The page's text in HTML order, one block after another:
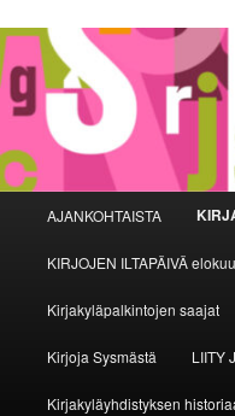
AJANKOHTAISTA
KIRJOJEN ILTAPÄIVÄ
Kirjakyläpalkintojen saajat
Kirjoja Sysmästä LIITY
Kirjakyläyhdistyksen